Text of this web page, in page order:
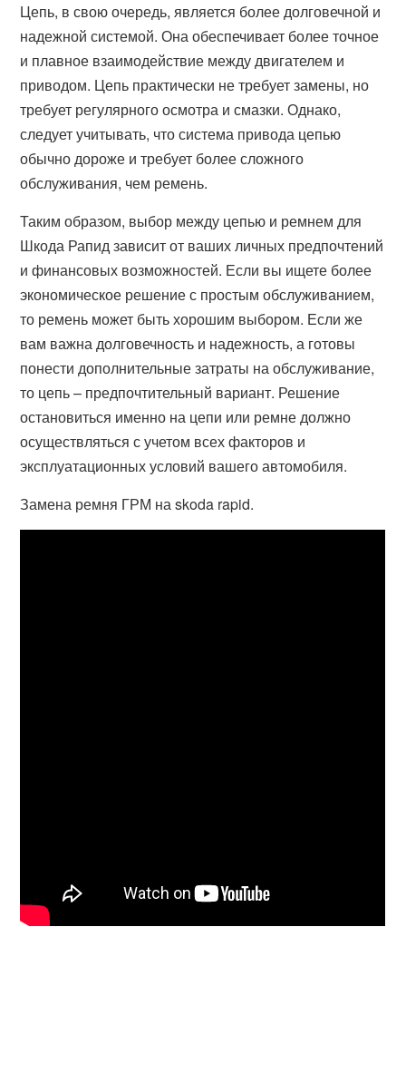
Цепь, в свою очередь, является более долговечной и
надежной системой. Она обеспечивает более точное
и плавное взаимодействие между двигателем и
приводом. Цепь практически не требует замены, но
требует регулярного осмотра и смазки. Однако,
следует учитывать, что система привода цепью
обычно дороже и требует более сложного
обслуживания, чем ремень.
Таким образом, выбор между цепью и ремнем для
Шкода Рапид зависит от ваших личных предпочтений
и финансовых возможностей. Если вы ищете более
экономическое решение с простым обслуживанием,
то ремень может быть хорошим выбором. Если же
вам важна долговечность и надежность, а готовы
понести дополнительные затраты на обслуживание,
то цепь – предпочтительный вариант. Решение
остановиться именно на цепи или ремне должно
осуществляться с учетом всех факторов и
эксплуатационных условий вашего автомобиля.
Замена ремня ГРМ на skoda rapid.